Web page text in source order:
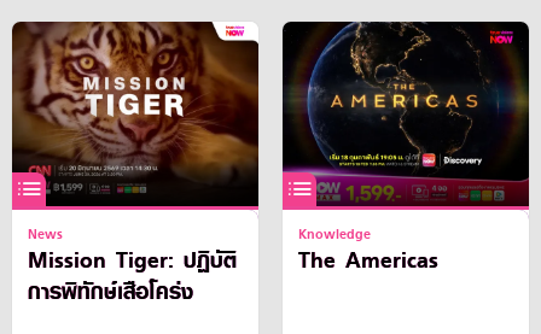
News
Mission Tiger: ปฏิบัติ
การพิทักษ์เสือโคร่ง
Knowledge
The Americas